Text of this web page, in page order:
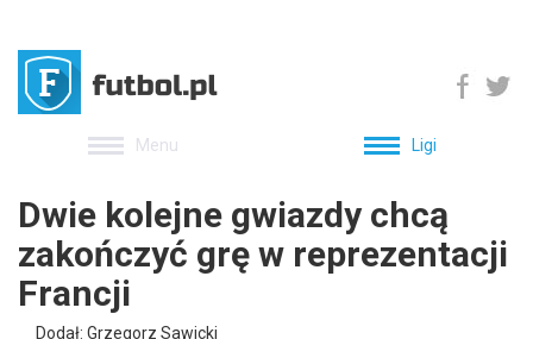
Menu Ligi
Dwie kolejne gwiazdy chcą
zakończyć grę w reprezentacji
Francji
Dodał: Grzegorz Sawicki